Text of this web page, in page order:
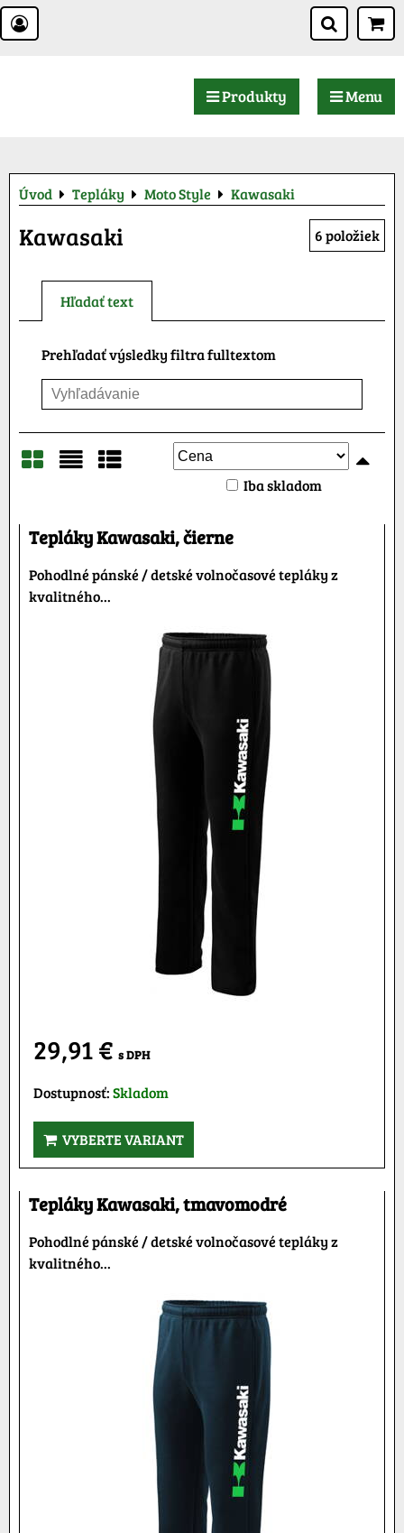
Produkty Menu
Úvod Tepláky Moto Style Kawasaki
Kawasaki 6položiek
Hľadať text
Prehľadať výsledky filtra fulltextom
Iba skladom
Tepláky Kawasaki, čierne
Pohodlné pánské / detské volnočasové tepláky z
kvalitného...
29,91 € s DPH
Dostupnosť:Skladom
VYBERTE VARIANT
Tepláky Kawasaki, tmavomodré
Pohodlné pánské / detské volnočasové tepláky z
kvalitného...